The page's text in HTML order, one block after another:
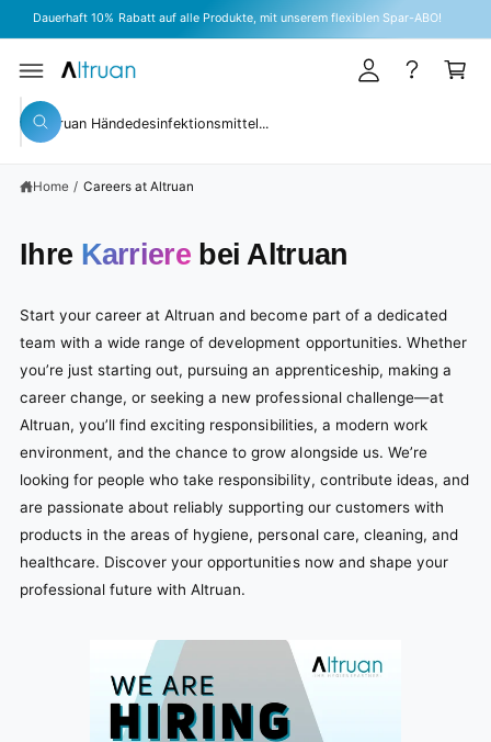
N
E
T
Dauerhaft 10% Rabatt auf alle Produkte, mit unserem flexiblen Spar-ABO!
S
e
r
h
t
W
h
t
a
y
o
o
k
n
g
o
?
A
c
c
C
a
Home / Careers at Altruan
Ihre Karriere bei Altruan
Start your career at Altruan and become part of a dedicated
team with a wide range of development opportunities. Whether
you’re just starting out, pursuing an apprenticeship, making a
career change, or seeking a new professional challenge—at
Altruan, you’ll find exciting responsibilities, a modern work
environment, and the chance to grow alongside us. We’re
looking for people who take responsibility, contribute ideas, and
are passionate about reliably supporting our customers with
products in the areas of hygiene, personal care, cleaning, and
healthcare. Discover your opportunities now and shape your
professional future with Altruan.